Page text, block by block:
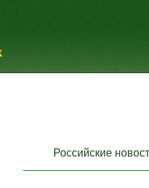
Российские